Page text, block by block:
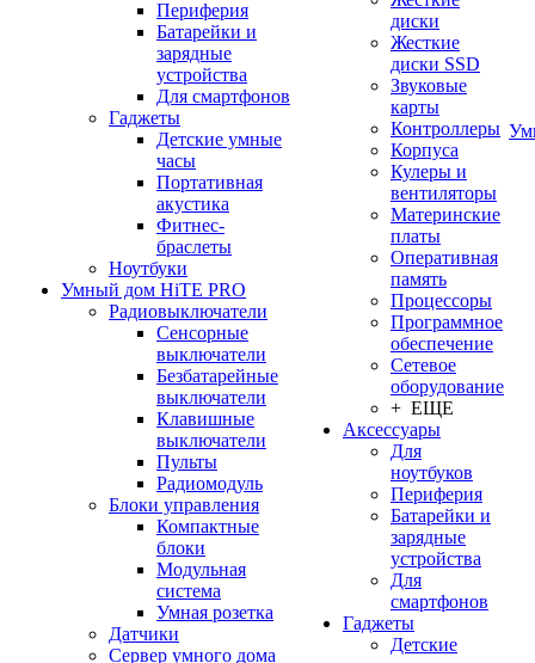
Периферия
Батарейки и
зарядные
устройства
Для смартфонов
Гаджеты
Детские умные
часы
Портативная
акустика
Фитнес-
браслеты
Ноутбуки
Умный дом HiTE PRO
Радиовыключатели
Сенсорные
выключатели
Безбатарейные
выключатели
Клавишные
выключатели
Пульты
Радиомодуль
Блоки управления
Компактные
блоки
Модульная
система
Умная розетка
Датчики
Сервер умного дома
диски
Жесткие
диски SSD
Звуковые
карты
Контроллеры
Корпуса
Кулеры и
вентиляторы
Материнские
платы
Оперативная
память
Процессоры
Программное
обеспечение
Сетевое
оборудование
+ ЕЩЕ
Аксессуары
Для
ноутбуков
Периферия
Батарейки и
зарядные
устройства
Для
смартфонов
Гаджеты
Детские